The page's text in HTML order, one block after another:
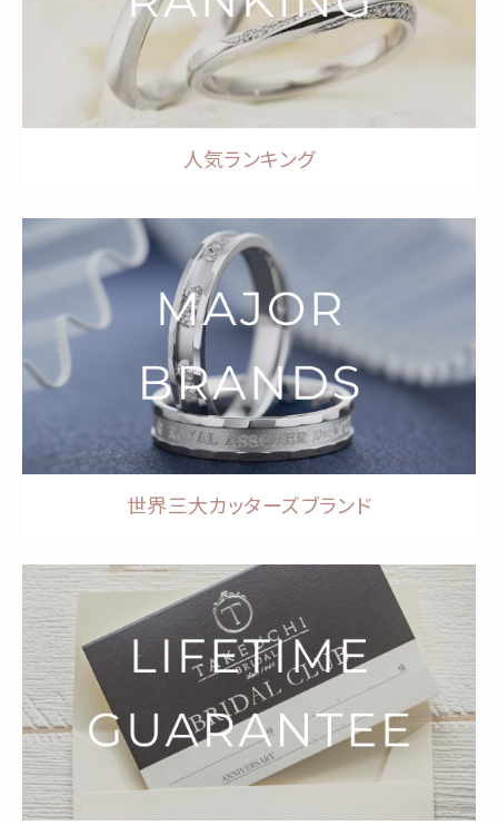
人気ランキング
世界三大カッターズブランド